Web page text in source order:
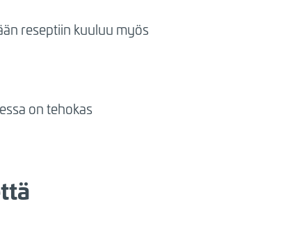
reseptiin kuuluu myös
on tehokas